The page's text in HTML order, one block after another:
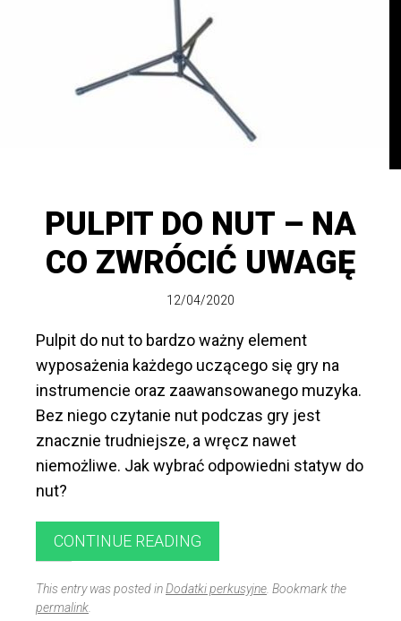
PULPIT DO NUT – NA
CO ZWRÓCIĆ UWAGĘ
12/04/2020
Pulpit do nut to bardzo ważny element
wyposażenia każdego uczącego się gry na
instrumencie oraz zaawansowanego muzyka.
Bez niego czytanie nut podczas gry jest
znacznie trudniejsze, a wręcz nawet
niemożliwe. Jak wybrać odpowiedni statyw do
nut?
CONTINUE READING
This entry was posted inDodatki perkusyjne . Bookmark the
permalink